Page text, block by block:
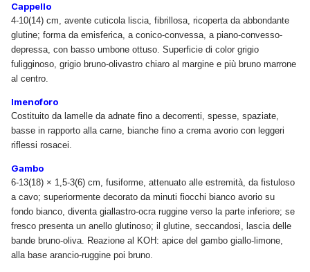
Cappello
4-10(14) cm, avente cuticola liscia, fibrillosa, ricoperta da abbondante
glutine; forma da emisferica, a conico-convessa, a piano-convesso-
depressa, con basso umbone ottuso. Superficie di color grigio
fuligginoso, grigio bruno-olivastro chiaro al margine e più bruno marrone
al centro.
Imenoforo
Costituito da lamelle da adnate fino a decorrenti, spesse, spaziate,
basse in rapporto alla carne, bianche fino a crema avorio con leggeri
riflessi rosacei.
Gambo
6-13(18) × 1,5-3(6) cm, fusiforme, attenuato alle estremità, da fistuloso
a cavo; superiormente decorato da minuti fiocchi bianco avorio su
fondo bianco, diventa giallastro-ocra ruggine verso la parte inferiore; se
fresco presenta un anello glutinoso; il glutine, seccandosi, lascia delle
bande bruno-oliva. Reazione al KOH: apice del gambo giallo-limone,
alla base arancio-ruggine poi bruno.